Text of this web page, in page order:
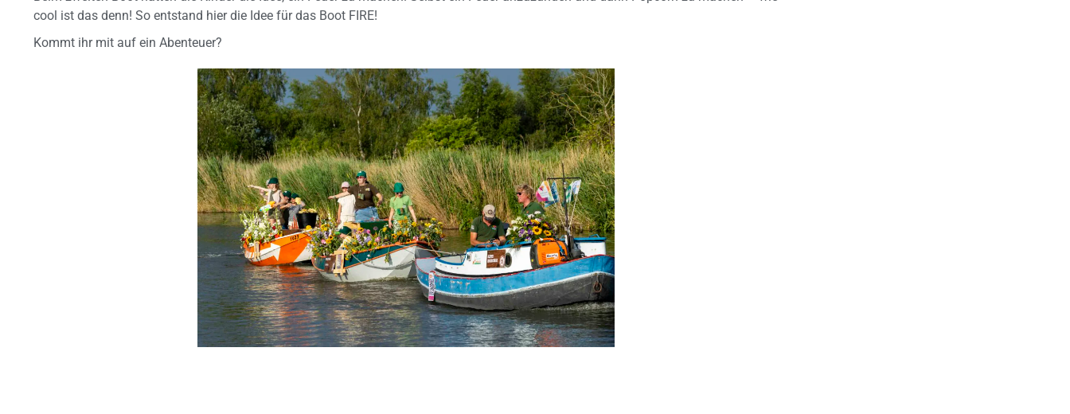
cool ist das denn! So entstand hier die Idee für das Boot FIRE!
Kommt ihr mit auf ein Abenteuer?